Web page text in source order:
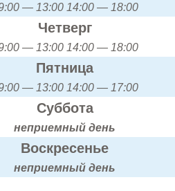
— 13:00 14:00 — 18:00
Четверг
— 13:00 14:00 — 18:00
Пятница
— 13:00 14:00 — 17:00
Суббота
неприемный день
Воскресенье
неприемный день